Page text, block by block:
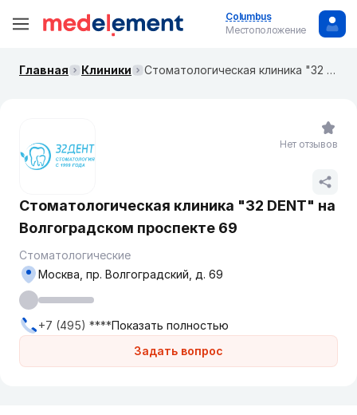
Columbus
Местоположение
Главная Клиники Стоматологическая клиника "32 DENT" на Волгоградском проспекте 69
Стоматологическая клиника "32 DENT" на
Волгоградском проспекте 69
Стоматологические
Задать вопрос
Москва, пр. Волгоградский, д. 69
+7 (495) ****Показать полностью
Нет отзывов